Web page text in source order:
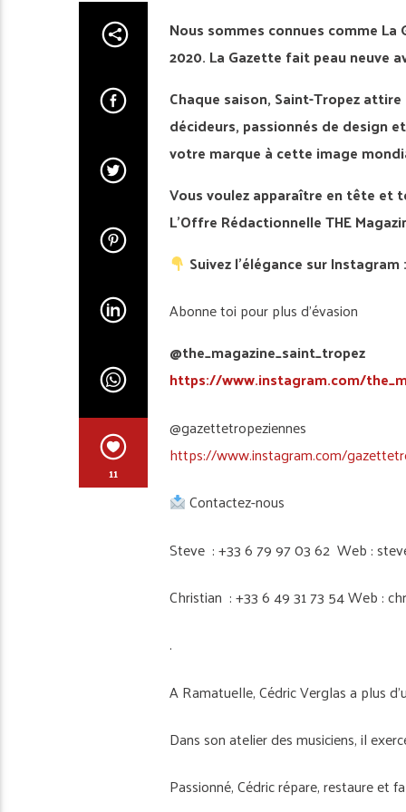
11
Nous sommes connues comme
2020. La Gazette fait peau neuve
Chaque saison, Saint-Tropez
décideurs, passionnés de design
votre marque à cette image
Vous voulez apparaître en tête et
L’Offre Rédactionnelle THE
Suivez l’élégance sur Instagram :
Abonne toi pour plus d’évasion
@the_magazine_saint_tropez
https://www.instagram.com/
@gazettetropeziennes
https://www.instagram.com/
Contactez-nous
Steve : +33 6 79 97 03 62 Web :
Christian : +33 6 49 31 73 54 Web :
.
A Ramatuelle, Cédric Verglas a plus
Dans son atelier des musiciens, il
Passionné, Cédric répare, restaure et